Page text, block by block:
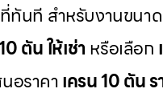
นที สำหรับงานขนา
ตัน ให้เช่าหรือเลือก
นอราคาเครน 10 ตัน